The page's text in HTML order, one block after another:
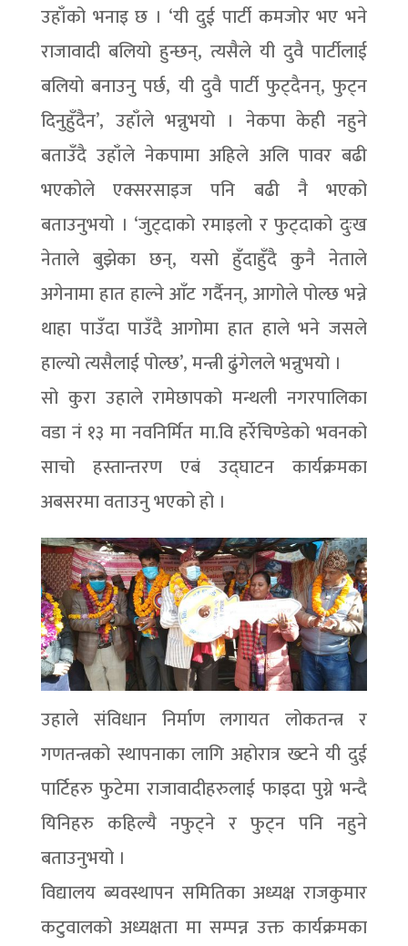
उहाँको भनाइ छ । ‘यी दुई पार्टी कमजोर भए भने
राजावादी बलियो हुन्छन्, त्यसैले यी दुवै पार्टीलाई
बलियो बनाउनु पर्छ, यी दुवै पार्टी फुट्दैनन्, फुट्न
दिनुहुँदैन’, उहाँले भन्नुभयो । नेकपा केही नहुने
बताउँदै उहाँले नेकपामा अहिले अलि पावर बढी
भएकोले एक्सरसाइज पनि बढी नै भएको
बताउनुभयो । ‘जुट्दाको रमाइलो र फुट्दाको दुःख
नेताले बुझेका छन्, यसो हुँदाहुँदै कुनै नेताले
अगेनामा हात हाल्ने आँट गर्दैनन्, आगोले पोल्छ भन्ने
थाहा पाउँदा पाउँदै आगोमा हात हाले भने जसले
हाल्यो त्यसैलाई पोल्छ’, मन्त्री ढुंगेलले भन्नुभयो ।
सो कुरा उहाले रामेछापको मन्थली नगरपालिका
वडा नं १३ मा नवनिर्मित मा.वि हर्रेचिण्डेको भवनको
साचो हस्तान्तरण एबं उद्घाटन कार्यक्रमका
अबसरमा वताउनु भएको हो ।
उहाले संविधान निर्माण लगायत लोकतन्त्र र
गणतन्त्रको स्थापनाका लागि अहोरात्र ख्टने यी दुई
पार्टिहरु फुटेमा राजावादीहरुलाई फाइदा पुग्ने भन्दै
यिनिहरु कहिल्यै नफुट्ने र फुट्न पनि नहुने
बताउनुभयो ।
विद्यालय ब्यवस्थापन समितिका अध्यक्ष राजकुमार
कटुवालको अध्यक्षता मा सम्पन्न उक्त कार्यक्रमका